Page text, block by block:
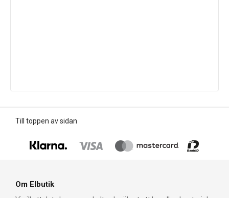
Till toppen av sidan
Om Elbutik